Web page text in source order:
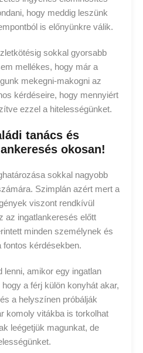
hogy meddig leszünk
is előnyünkre válik.
sokkal gyorsabb
mellékes, hogy már a
mekegni-makogni az
kérdéseire, hogy mennyiért
ezzel a hitelességünket.
tanács és
okosan!
sokkal nagyobb
Szimplán azért mert a
viszont rendkívül
az ingatlankeresés előtt
minden személynek és
fontos kérdésekben.
lenni, amikor egy ingatlan
a férj külön konyhát akar,
a helyszínen próbálják
komoly vitákba is torkolhat
leégetjük magunkat, de